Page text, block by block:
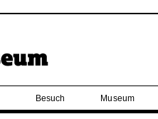
Besuch Museum